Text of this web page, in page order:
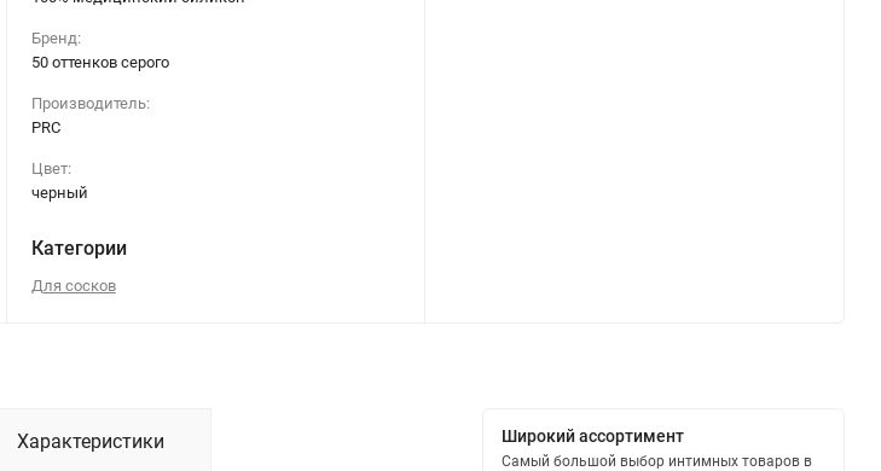
Бренд:
50 оттенков серого
Производитель:
PRC
Цвет:
черный
Категории
Для сосков
Характеристики Широкий ассортимент
Самый большой выбор интимных товаров в